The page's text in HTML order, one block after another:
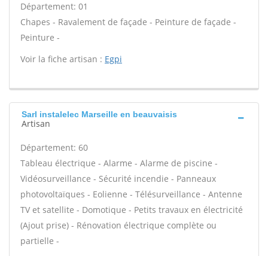
Département: 01
Chapes - Ravalement de façade - Peinture de façade -
Peinture -
Voir la fiche artisan : Egpi
Sarl instalelec Marseille en beauvaisis
Artisan
Département: 60
Tableau électrique - Alarme - Alarme de piscine -
Vidéosurveillance - Sécurité incendie - Panneaux
photovoltaïques - Eolienne - Télésurveillance - Antenne
TV et satellite - Domotique - Petits travaux en électricité
(Ajout prise) - Rénovation électrique complète ou
partielle -